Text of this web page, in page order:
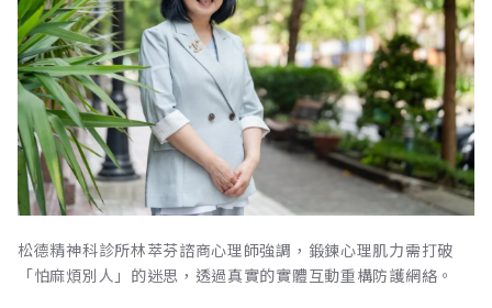
松德精神科診所林萃芬諮商心理師強調，鍛鍊心理肌力需打破
「怕麻煩別人」的迷思，透過真實的實體互動重構防護網絡。